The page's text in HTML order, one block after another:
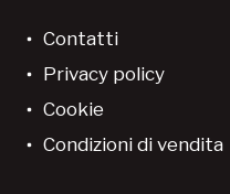
Contatti
Privacy policy
Cookie
Condizioni di vendita